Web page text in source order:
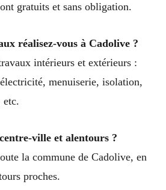
gratuits et sans obligation.
réalisez-vous à Cadolive ?
intérieurs et extérieurs :
menuiserie, isolation,
etc.
ville et alentours ?
la commune de Cadolive, en
proches.